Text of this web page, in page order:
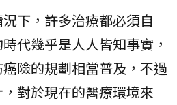
下，許多治療都必須自
代幾乎是人人皆知事實，
險的規劃相當普及，不過
對於現在的醫療環境來